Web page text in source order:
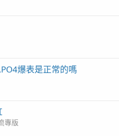
爆表是正常的嗎
專版